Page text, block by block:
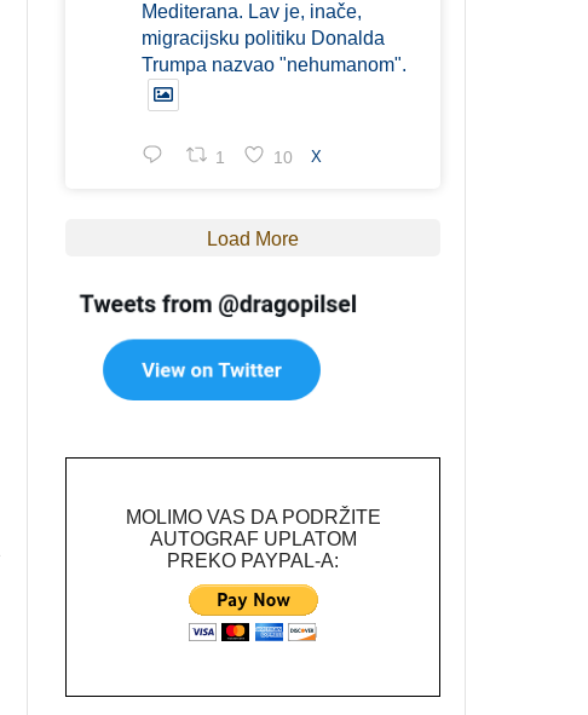
Mediterana. Lav je, inače,
migracijsku politiku Donalda
Trumpa nazvao "nehumanom".
1 10 X
Load More
MOLIMO VAS DA PODRŽITE
AUTOGRAF UPLATOM
PREKO PAYPAL-A: